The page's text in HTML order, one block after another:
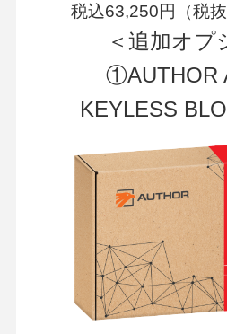
税込63,250円（税抜
＜追加オプ
①AUTHOR
KEYLESS